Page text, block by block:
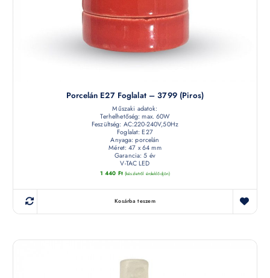
Porcelán E27 Foglalat – 3799 (piros)
Műszaki adatok:
Terhelhetőség: max. 60W
Feszültség: AC:220-240V,50Hz
Foglalat: E27
Anyaga: porcelán
Méret: 47 x 64 mm
Garancia: 5 év
V-TAC LED
1 440 Ft (készletről érdeklődjön)
Kosárba teszem